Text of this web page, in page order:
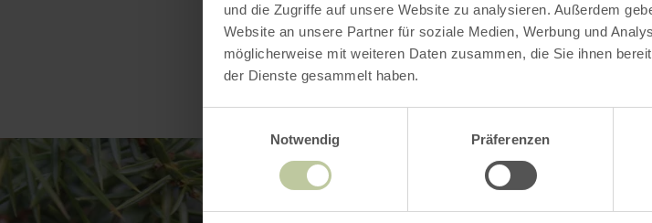
und die Zugriffe auf unsere Website zu analysieren. Außerdem
Website an unsere Partner für soziale Medien, Werbung und
möglicherweise mit weiteren Daten zusammen, die Sie ihnen
der Dienste gesammelt haben.
Notwendig
Präferenzen